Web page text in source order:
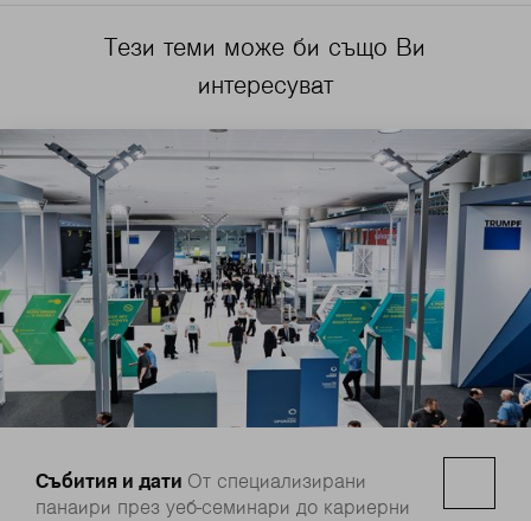
Тези теми може би също Ви
интересуват
Събития и дати От специализирани
панаири през уеб-семинари до кариерни